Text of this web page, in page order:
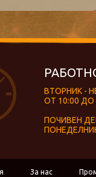
ВТОРНИК -
ОТ 10:00 ДО
ПОЧИВЕН
За нас